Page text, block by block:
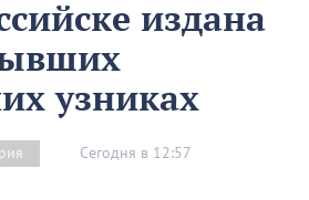
издана
узниках
Сегодня в 12:57